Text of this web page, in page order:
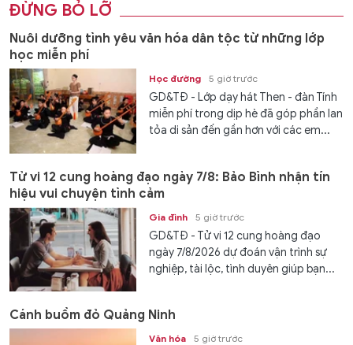
ĐỪNG BỎ LỠ
Nuôi dưỡng tình yêu văn hóa dân tộc từ những lớp
học miễn phí
Học đường 5 giờ trước
GD&TĐ - Lớp dạy hát Then - đàn Tính
miễn phí trong dịp hè đã góp phần lan
tỏa di sản đến gần hơn với các em...
Tử vi 12 cung hoàng đạo ngày 7/8: Bảo Bình nhận tín
hiệu vui chuyện tình cảm
Gia đình 5 giờ trước
GD&TĐ - Tử vi 12 cung hoàng đạo
ngày 7/8/2026 dự đoán vận trình sự
nghiệp, tài lộc, tình duyên giúp bạn...
Cánh buồm đỏ Quảng Ninh
Văn hóa 5 giờ trước